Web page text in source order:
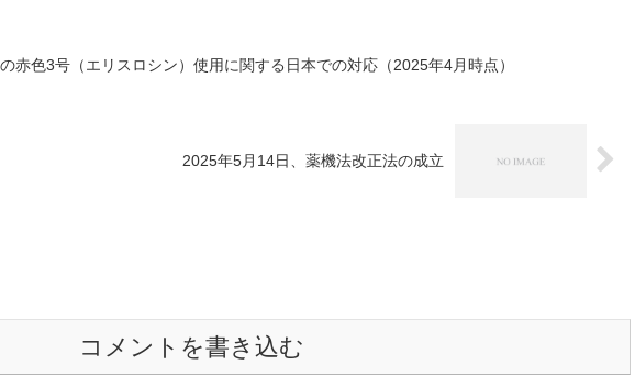
赤色3号（エリスロシン）使用に関する日本での対応（2025年4月時点）
2025年5月14日、薬機法改正法の成立
コメントを書き込む